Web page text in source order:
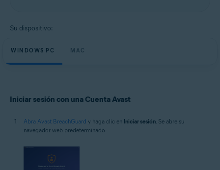
Apple macOS 10.14.x (Mojave)
Su dispositivo:
WINDOWS PC MAC
Iniciar sesión con una Cuenta Avast
Abra Avast BreachGuard y haga clic en Iniciar sesión. Se abre su
navegador web predeterminado.